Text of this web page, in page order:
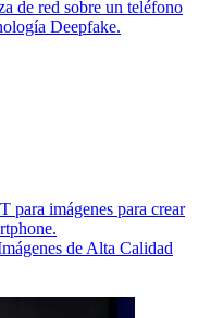
de Alta Calidad